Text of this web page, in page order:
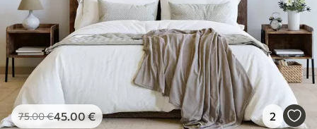
75.00€45.00€ 2